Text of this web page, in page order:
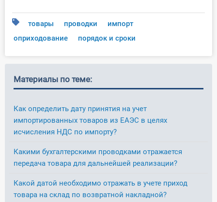
товары проводки
импорт
оприходование
порядок и сроки
Материалы по теме:
Как определить дату принятия на учет
импортированных товаров из ЕАЭС в целях
исчисления НДС по импорту?
Какими бухгалтерскими проводками отражается
передача товара для дальнейшей реализации?
Какой датой необходимо отражать в учете приход
товара на склад по возвратной накладной?